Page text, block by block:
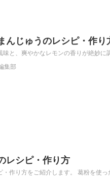
んじゅうのレシピ・作り
味と、爽やかなレモンの香りが絶妙
集部
レシピ・作り方
・作り方をご紹介します。 葛粉を使